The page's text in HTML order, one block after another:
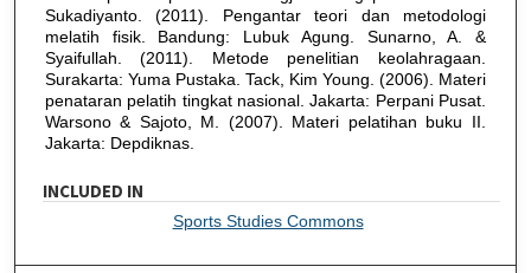
Sukadiyanto. (2011). Pengantar teori dan metodologi
melatih fisik. Bandung: Lubuk Agung. Sunarno, A. &
Syaifullah. (2011). Metode penelitian keolahragaan.
Surakarta: Yuma Pustaka. Tack, Kim Young. (2006). Materi
penataran pelatih tingkat nasional. Jakarta: Perpani Pusat.
Warsono & Sajoto, M. (2007). Materi pelatihan buku II.
Jakarta: Depdiknas.
INCLUDED IN
Sports Studies Commons